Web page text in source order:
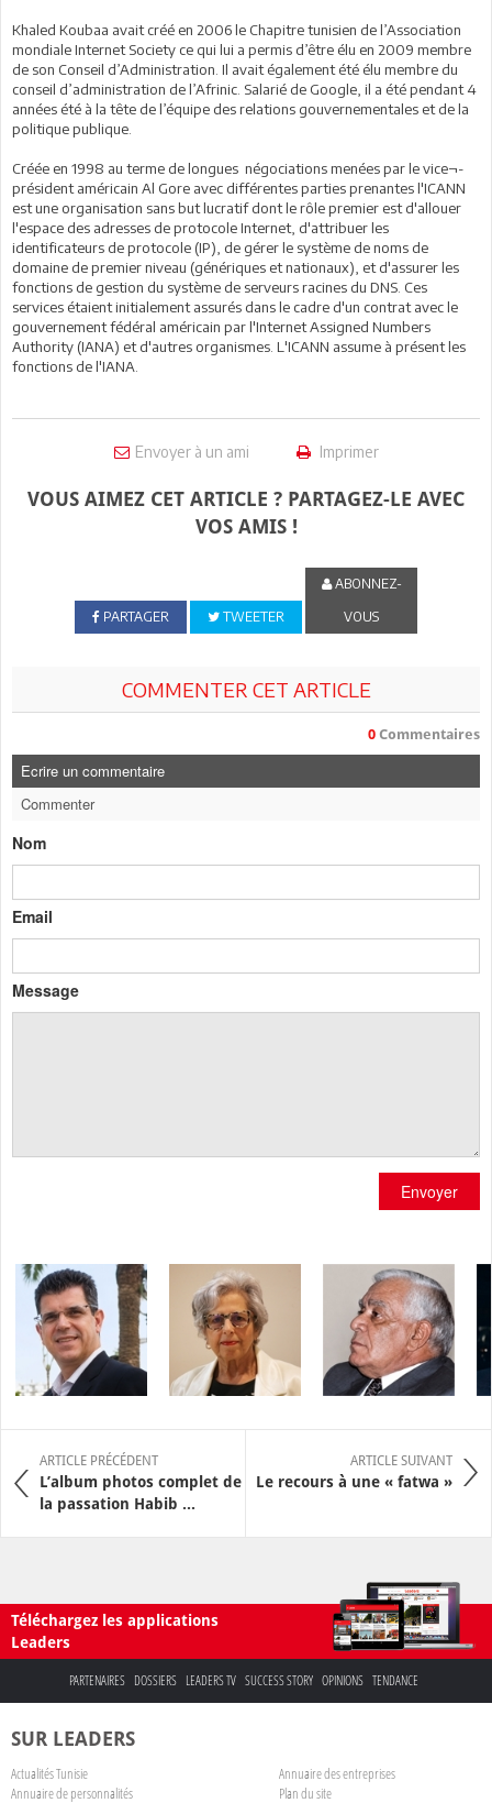
Khaled Koubaa avait créé en 2006 le Chapitre tunisien de l’Association
mondiale Internet Society ce qui lui a permis d’être élu en 2009 membre
de son Conseil d’Administration. Il avait également été élu membre du
conseil d’administration de l’Afrinic. Salarié de Google, il a été pendant 4
années été à la tête de l’équipe des relations gouvernementales et de la
politique publique.
Créée en 1998 au terme de longues négociations menées par le vice¬-
président américain Al Gore avec différentes parties prenantes l'ICANN
est une organisation sans but lucratif dont le rôle premier est d'allouer
l'espace des adresses de protocole Internet, d'attribuer les
identificateurs de protocole (IP), de gérer le système de noms de
domaine de premier niveau (génériques et nationaux), et d'assurer les
fonctions de gestion du système de serveurs racines du DNS. Ces
services étaient initialement assurés dans le cadre d'un contrat avec le
gouvernement fédéral américain par l'Internet Assigned Numbers
Authority (IANA) et d'autres organismes. L'ICANN assume à présent les
fonctions de l'IANA.
Envoyer à un ami Imprimer
VOUS AIMEZ CET ARTICLE ? PARTAGEZ-LE AVEC
VOS AMIS !
PARTAGER TWEETER
ABONNEZ-
VOUS
COMMENTER CET ARTICLE
0 Commentaires
Ecrire un commentaire
Commenter
Nom
Email
Message
Envoyer
ARTICLE PRÉCÉDENT
L’album photos complet de
la passation Habib ...
ARTICLE SUIVANT
Le recours à une « fatwa »
Téléchargez les applications
Leaders
PARTENAIRES DOSSIERS LEADERS TV SUCCESS STORY OPINIONS TENDANCE
SUR LEADERS
Actualités Tunisie
Annuaire des entreprises
Annuaire de personnalités
Plan du site